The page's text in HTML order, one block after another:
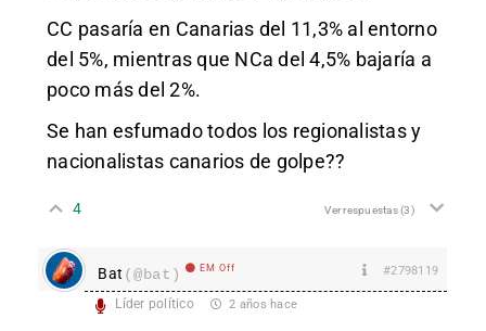
CC pasaría en Canarias del 11,3% al entorno
del 5%, mientras que NCa del 4,5% bajaría a
poco más del 2%.
Se han esfumado todos los regionalistas y
nacionalistas canarios de golpe??
4 Ver respuestas(3)
Bat (@bat) EM Off #2798119
Líder político 2 años hace